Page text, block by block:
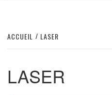
ACCUEIL LASER
LASER